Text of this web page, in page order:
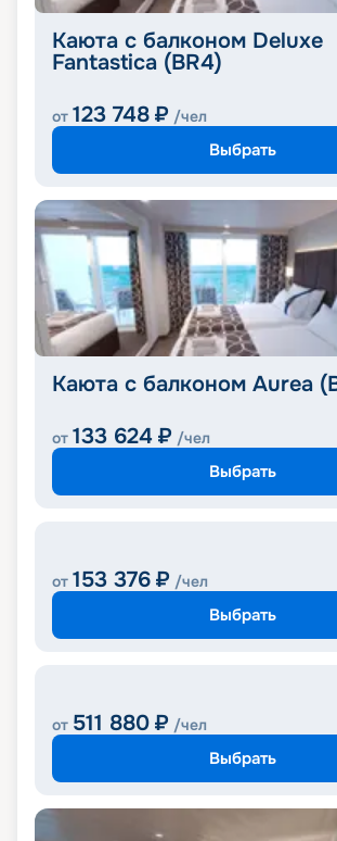
Каюта с балконом Deluxe
Fantastica (BR4)
от 123 748 ₽ /чел
Выбрать
Каюта с балконом Aurea
от 133 624 ₽ /чел
Выбрать
от 153 376 ₽ /чел
Выбрать
от 511 880 ₽ /чел
Выбрать